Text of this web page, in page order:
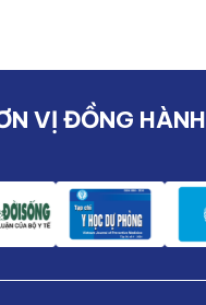
VỊ ĐỒNG HÀNH